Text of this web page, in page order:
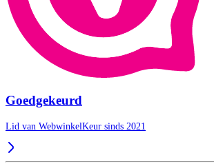
Goedgekeurd
Lid van WebwinkelKeur sinds 2021